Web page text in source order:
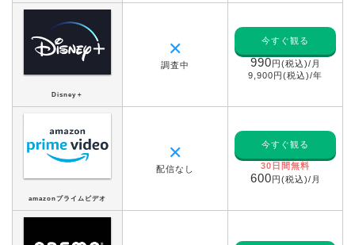
Disney＋
✕
調査中
今すぐ観る
990円(税込)/月
9,900円(税込)/年
amazonプライムビデオ
✕
配信なし
今すぐ観る
30日間無料
600円(税込)/月